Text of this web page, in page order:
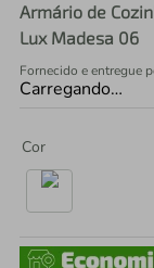
Armário de
Lux Madesa 06
Fornecido e entregue
Carregando…
Cor